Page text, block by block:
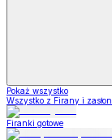
Pokaż wszystko
Wszystko z Firany i
Firanki gotowe